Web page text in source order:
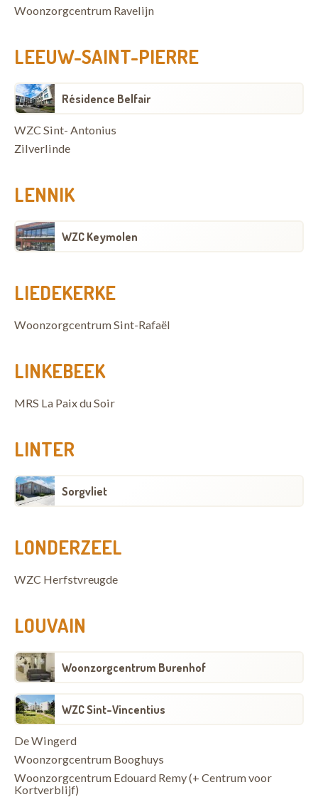
Woonzorgcentrum Ravelijn
LEEUW-SAINT-PIERRE
Résidence Belfair
WZC Sint- Antonius
Zilverlinde
LENNIK
WZC Keymolen
LIEDEKERKE
Woonzorgcentrum Sint-Rafaël
LINKEBEEK
MRS La Paix du Soir
LINTER
Sorgvliet
LONDERZEEL
WZC Herfstvreugde
LOUVAIN
Woonzorgcentrum Burenhof
WZC Sint-Vincentius
De Wingerd
Woonzorgcentrum Booghuys
Woonzorgcentrum Edouard Remy (+ Centrum voor
Kortverblijf)